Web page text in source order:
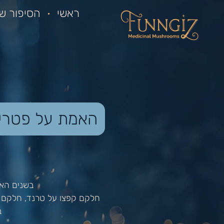
ראשי הסיפור
האמת על
בשנים
חלקם קפצו על טרנד, חלקם